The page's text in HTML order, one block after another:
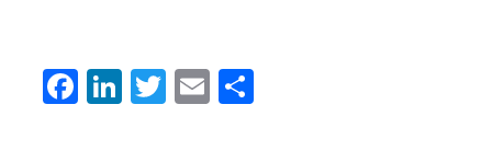
Facebook
LinkedIn
Twitter
Email